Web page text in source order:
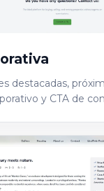
destacadas,
y CTA de